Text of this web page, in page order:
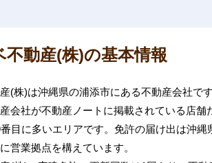
不動産(株)の基本情報
(株)は沖縄県の浦添市にある不動産会社で
会社が不動産ノートに掲載されている店舗
目に多いエリアです。免許の届け出は沖縄
営業拠点を構えています。